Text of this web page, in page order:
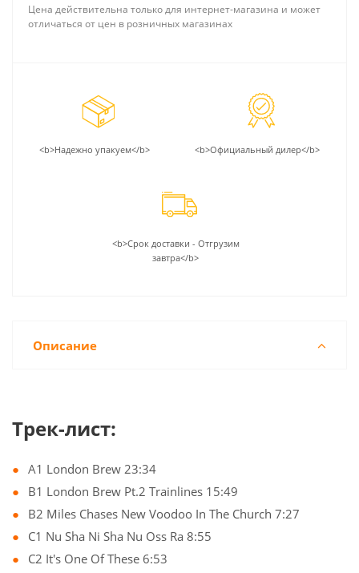
Цена действительна только для интернет-магазина и может
отличаться от цен в розничных магазинах
<b>Надежно упакуем</b> <b>Официальный дилер</b>
<b>Срок доставки - Отгрузим
завтра</b>
Описание
Трек-лист:
A1 London Brew 23:34
B1 London Brew Pt.2 Trainlines 15:49
B2 Miles Chases New Voodoo In The Church 7:27
C1 Nu Sha Ni Sha Nu Oss Ra 8:55
C2 It's One Of These 6:53